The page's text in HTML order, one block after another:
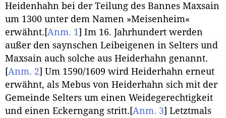
Heidenhahn bei der Teilung des Bannes Maxsain
um 1300 unter dem Namen »Meisenheim«
erwähnt. [Anm. 1] Im 16. Jahrhundert werden
außer den saynschen Leibeigenen in Selters und
Maxsain auch solche aus Heiderhahn genannt.
[Anm. 2] Um 1590/1609 wird Heiderhahn erneut
erwähnt, als Mebus von Heiderhahn sich mit der
Gemeinde Selters um einen Weidegerechtigkeit
und einen Eckerngang stritt. [Anm. 3] Letztmals